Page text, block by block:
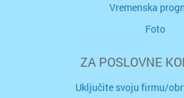
Vremenska
Foto
ZA POSLOVNE
Uključite svoju firmu/